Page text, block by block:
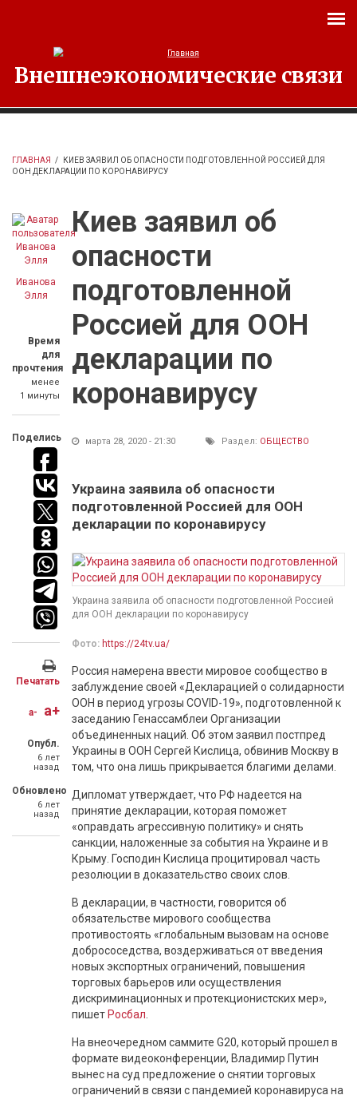
Внешнеэкономические связи
ГЛАВНАЯ /
КИЕВ ЗАЯВИЛ ОБ ОПАСНОСТИ ПОДГОТОВЛЕННОЙ РОССИЕЙ ДЛЯ
ООН ДЕКЛАРАЦИИ ПО КОРОНАВИРУСУ
Иванова
Элля
Время
для
прочтения
менее
1 минуты
Поделись
Печатать
a- a+
Опубл.
6 лет
назад
Обновлено
6 лет
назад
Киев заявил об
опасности
подготовленной
Россией для ООН
декларации по
коронавирусу
марта 28, 2020 - 21:30 Раздел: ОБЩЕСТВО
Украина заявила об опасности
подготовленной Россией для ООН
декларации по коронавирусу
Украина заявила об опасности подготовленной Россией
для ООН декларации по коронавирусу
Фото: https://24tv.ua/
Россия намерена ввести мировое сообщество в
заблуждение своей «Декларацией о солидарности
ООН в период угрозы COVID-19», подготовленной к
заседанию Генассамблеи Организации
объединенных наций. Об этом заявил постпред
Украины в ООН Сергей Кислица, обвинив Москву в
том, что она лишь прикрывается благими делами.
Дипломат утверждает, что РФ надеется на
принятие декларации, которая поможет
«оправдать агрессивную политику» и снять
санкции, наложенные за события на Украине и в
Крыму. Господин Кислица процитировал часть
резолюции в доказательство своих слов.
В декларации, в частности, говорится об
обязательстве мирового сообщества
противостоять «глобальным вызовам на основе
добрососедства, воздерживаться от введения
новых экспортных ограничений, повышения
торговых барьеров или осуществления
дискриминационных и протекционистских мер»,
пишет Росбал
На внеочередном саммите G20, который прошел в
формате видеоконференции, Владимир Путин
вынес на суд предложение о снятии торговых
ограничений в связи с пандемией коронавируса на